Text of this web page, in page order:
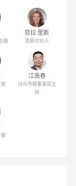
裁
劳拉·里斯
里斯合伙人
江南春
分众传媒董事局主
席